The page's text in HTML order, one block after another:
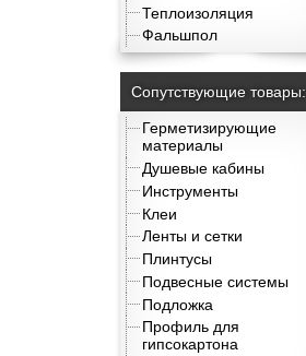
Теплоизоляция
Фальшпол
Сопутствующие товары:
Герметизирующие
материалы
Душевые кабины
Инструменты
Клеи
Ленты и сетки
Плинтусы
Подвесные системы
Подложка
Профиль для
гипсокартона